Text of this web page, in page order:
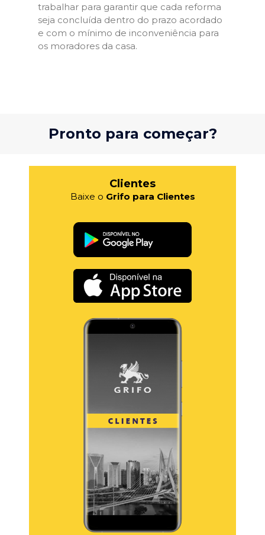
trabalhar para garantir que cada reforma
seja concluída dentro do prazo acordado
e com o mínimo de inconveniência para
os moradores da casa.
Pronto para começar?
Clientes
Baixe o Grifo para Clientes